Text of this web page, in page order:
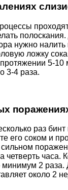
нужно налить
ложку
5-10
3-4 раза.
раз бинт
его соком и
четверть часа.
2 раза.
около 2